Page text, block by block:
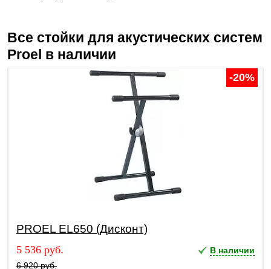
Все стойки для акустических систем
Proel в наличии
-20%
PROEL EL650 (Дисконт)
5 536 руб.
6 920 руб.
В наличии